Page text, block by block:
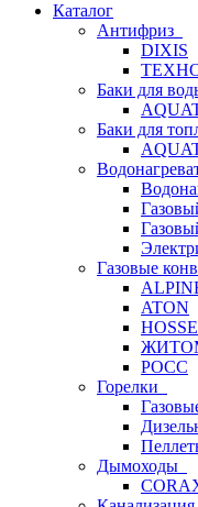
Каталог
Антифриз
DIXIS
Баки для
Баки для
Газовые
ATON
РОСС
Горелки
Дымоходы